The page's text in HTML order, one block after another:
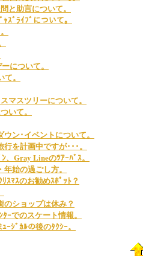
と助言について。
ｽﾞﾗｲﾌﾞについて。
について。
。
マスツリーについて。
いて。
ン･イベントについて。
を計画中ですが･･･。
、Gray Lineのﾂｱｰﾊﾞｽ。
始の過ごし方。
ｽﾏｽのお勧めｽﾎﾟｯﾄ？
ショップは休み？
ｰでのスケート情報。
ｰｼﾞｶﾙの後のﾀｸｼｰ。